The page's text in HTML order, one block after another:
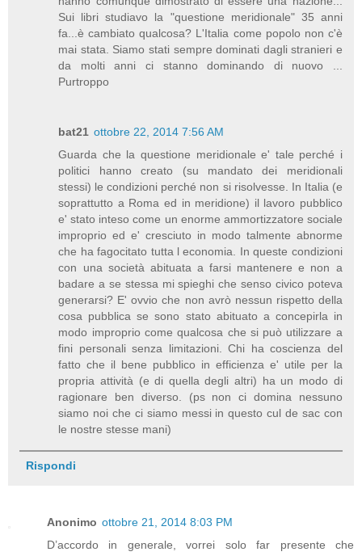
Sui libri studiavo la "questione meridionale" 35 anni
fa...è cambiato qualcosa? L'Italia come popolo non c'è
mai stata. Siamo stati sempre dominati dagli stranieri e
da molti anni ci stanno dominando di nuovo ...
Purtroppo
bat21 ottobre 22, 2014 7:56 AM
Guarda che la questione meridionale e' tale perché i
politici hanno creato (su mandato dei meridionali
stessi) le condizioni perché non si risolvesse. In Italia (e
soprattutto a Roma ed in meridione) il lavoro pubblico
e' stato inteso come un enorme ammortizzatore sociale
improprio ed e' cresciuto in modo talmente abnorme
che ha fagocitato tutta l economia. In queste condizioni
con una società abituata a farsi mantenere e non a
badare a se stessa mi spieghi che senso civico poteva
generarsi? E' ovvio che non avrò nessun rispetto della
cosa pubblica se sono stato abituato a concepirla in
modo improprio come qualcosa che si può utilizzare a
fini personali senza limitazioni. Chi ha coscienza del
fatto che il bene pubblico in efficienza e' utile per la
propria attività (e di quella degli altri) ha un modo di
ragionare ben diverso. (ps non ci domina nessuno
siamo noi che ci siamo messi in questo cul de sac con
le nostre stesse mani)
Rispondi
Anonimo ottobre 21, 2014 8:03 PM
D’accordo in generale, vorrei solo far presente che